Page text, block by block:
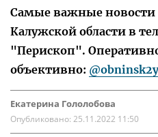
Самые важные новости
Калужской области в
"Перископ".
объективно:
Екатерина Гололобова
Опубликовано: 25.11.2022 11:50